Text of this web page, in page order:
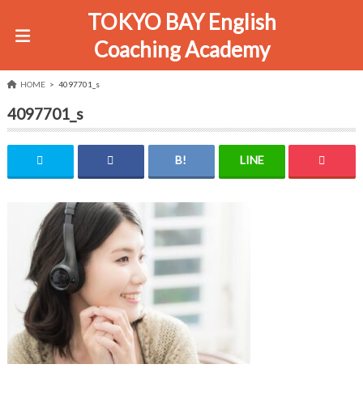
TOKYO BAY English
Coaching Academy
HOME 4097701_s
4097701_s